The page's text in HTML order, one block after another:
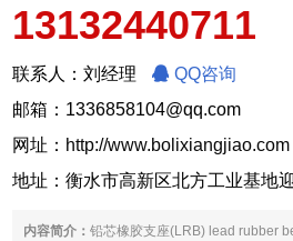
13132440711
联系人：刘经理
QQ咨询
邮箱：1336858104@qq.com
网址： http://www.bolixiangjiao.com
地址：衡水市高新区北方工业基地
内容简介：铅芯橡胶支座(LRB) lead rubber